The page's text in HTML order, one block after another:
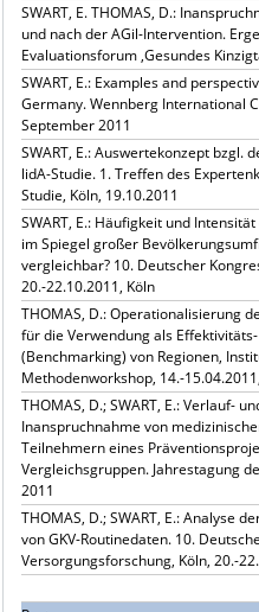
SWART, E. THOMAS, D.:
und nach der AGil-Intervention.
Evaluationsforum ‚Gesundes
SWART, E.: Examples and
Germany. Wennberg International
September 2011
SWART, E.: Auswertekonzept bzgl.
lidA-Studie. 1. Treffen des
Studie, Köln, 19.10.2011
SWART, E.: Häufigkeit und
im Spiegel großer
vergleichbar? 10. Deutscher
20.-22.10.2011, Köln
THOMAS, D.: Operationalisierung
für die Verwendung als
(Benchmarking) von Regionen,
Methodenworkshop, 14.-
THOMAS, D.; SWART, E.: Verlauf-
Inanspruchnahme von
Teilnehmern eines
Vergleichsgruppen. Jahrestagung
2011
THOMAS, D.; SWART, E.: Analyse
von GKV-Routinedaten. 10.
Versorgungsforschung, Köln, 20.-